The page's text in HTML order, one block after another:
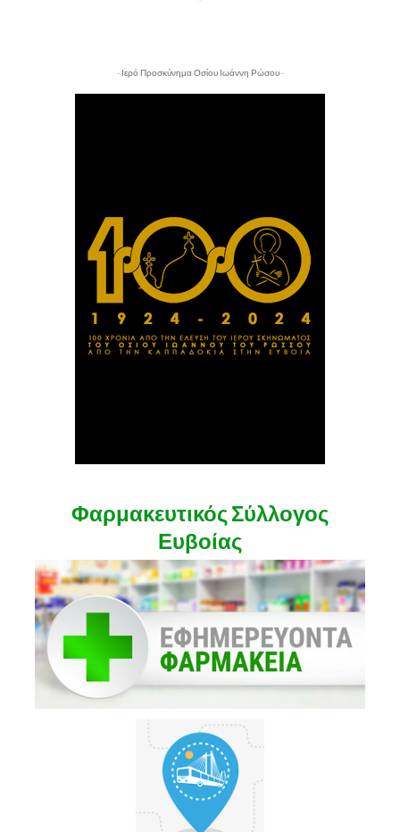
- Ιερό Προσκύνημα Οσίου Ιωάννη Ρώσου -
Φαρμακευτικός Σύλλογος
Ευβοίας